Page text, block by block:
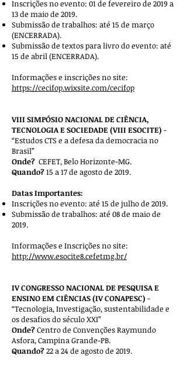
Inscrições no evento: 01 de fevereiro de 2019 a
13 de maio de 2019.
Submissão de trabalhos: até 15 de março
(ENCERRADA).
Submissão de textos para livro do evento: até
15 de abril (ENCERRADA).
Informações e inscrições no site:
https://cecifop.wixsite.com/cecifop
VIII SIMPÓSIO NACIONAL DE CIÊNCIA,
TECNOLOGIA E SOCIEDADE (VIII ESOCITE) -
“Estudos CTS e a defesa da democracia no
Brasil”
Onde? CEFET, Belo Horizonte-MG.
Quando?15 a 17 de agosto de 2019.
Datas Importantes:
Inscrições no evento: até 15 de julho de 2019.
Submissão de trabalhos: até 08 de maio de
2019.
Informações e Inscrições no site:
http://www.esocite8.cefetmg.br/
IV CONGRESSO NACIONAL DE PESQUISA E
ENSINO EM CIÊNCIAS (IV CONAPESC) -
“Tecnologia, Investigação, sustentabilidade e
os desafios do século XXI”
Onde?Centro de Convenções Raymundo
Asfora, Campina Grande-PB.
Quando?22 a 24 de agosto de 2019.